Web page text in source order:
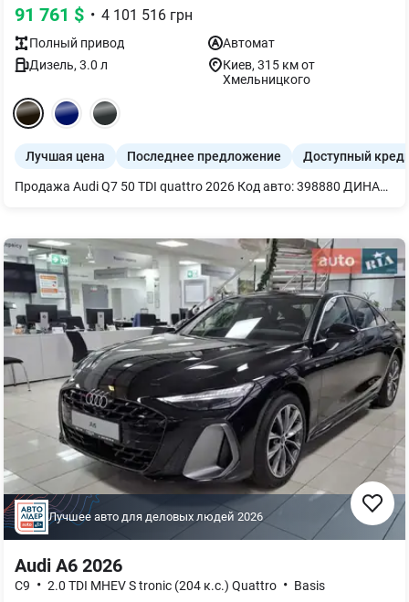
91 761 $ • 4 101 516 грн
Полный привод
Автомат
Дизель, 3.0 л Киев, 315 км от
Хмельницкого
Лучшая цена Последнее предложение Доступный
Продажа Audi Q7 50 TDI quattro 2026 Код авто: 398880 ДИНАМИКА И ШАССИ - Адаптивная пневматическая подвеска - Диски 19" 5-V-спиц литые легкосплавные СВЕТ И ЭКСТЕРЬЕР - Матричные светодиодные фары - Бамперы в цвет кузова - Релинги крыши алюминиевые - Светодиодное освещение зоны посадки САЛОН И КОМФОРТ - 4-зонный климат-контроль - Вентиляция передних сидений - Подогрев передних и задних сидений - Сиденья передние с памятью и электрорегулировкой - Сиденье заднее plus - Подлокотник передний комфортный - Руль кожаный 3 спицы с подогревом - Комфортный ключ с сенсорным открыванием - Сервопривод закрытия дверей - Фоновая подсветка plus - Декор натуральное дерево ясень - Внутреннее зеркало с автозатемнением - Зеркала внешние с функцией памяти и автозатемнением МУЛЬТИМЕДИА И ТЕХНОЛОГИИ - Audi virtual cockpit plus - Audi sound system - MMI Navigation plus АССИСТЕНТЫ И БЕЗОПАСНОСТЬ - Пакет-ассистент Парковки (с камерами 360°) - Система предупреждения об изменении полосы движения - Система безопасности Audi pre sense front - Гарантия на авто: 4 года / 120 000 км
Лучшее авто для деловых людей 2026
Audi A6 2026
C9 • 2.0 TDI MHEV S tronic (204 к.с.) Quattro • Basis